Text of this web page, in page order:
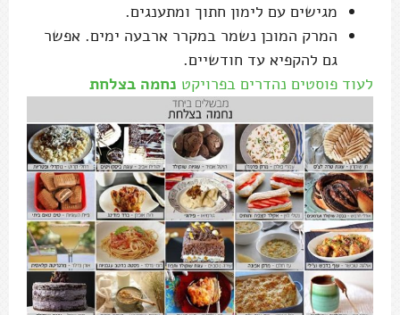
מגישים עם לימון חתוך ומתענגים.
המרק המוכן נשמר במקרר ארבעה ימים. אפשר
גם להקפיא עד חודשיים.
לעוד פוסטים נהדרים בפרויקט נחמה בצלחת